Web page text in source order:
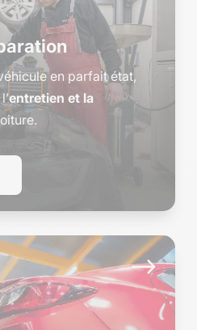
en parfait état,
entretien et la
$